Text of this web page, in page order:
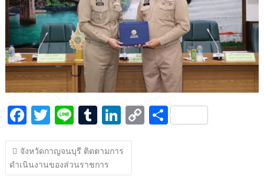
k k
F
ac
e
b
T
w
itt
er
Li
n
e
T
u
m
bl
Li
n
k
e
C S
แนะแนว
เรื่อง
จังหวัดกาญจนบุรี ติดตามการ
ดำเนินงานของส่วนราชการ